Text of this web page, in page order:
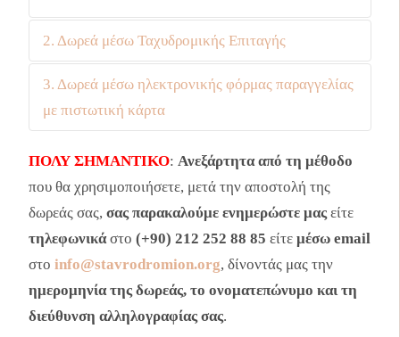
2. Δωρεά μέσω Ταχυδρομικής Επιταγής
Συμπληρώστε μια απλήταχυδρομική επιταγήκαι
στείλτε την στη διεύθυνση μας:
Nevruz Çikmazi No:24 Beyoglu-İstanbul,
Τηλέφωνο επικοινωνίας: (+90) 212 252 88 85.
3. Δωρεά μέσω ηλεκτρονικής φόρμας παραγγελίας
με πιστωτική κάρτα
Κατεβάστε, εκτυπώστε και συμπληρώστε την
ηλεκτρονική φόρμα παραγγελίας με πιστωτική
κάρτα. Στη συνέχεια σκανάρετε το συμπληρωμένο
έντυπο και στείλτε το μέσω email στο
info@stavrodromion.org.
ΠΟΛΥ ΣΗΜΑΝΤΙΚΟ: Ανεξάρτητα από τη μέθοδο
που θα χρησιμοποιήσετε, μετά την αποστολή της
δωρεάς σας, σας παρακαλούμε ενημερώστε μαςείτε
τηλεφωνικάστο (+90) 212 252 88 85 είτε μέσω email
στο info@stavrodromion.org, δίνοντάς μας την
ημερομηνία της δωρεάς, το ονοματεπώνυμο και τη
διεύθυνση αλληλογραφίας σας.